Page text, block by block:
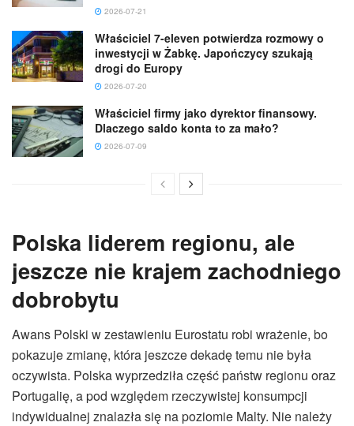
2026-07-21
Właściciel 7-eleven potwierdza rozmowy o
inwestycji w Żabkę. Japończycy szukają
drogi do Europy
2026-07-20
Właściciel firmy jako dyrektor finansowy.
Dlaczego saldo konta to za mało?
2026-07-09
Polska liderem regionu, ale
jeszcze nie krajem zachodniego
dobrobytu
Awans Polski w zestawieniu Eurostatu robi wrażenie, bo
pokazuje zmianę, która jeszcze dekadę temu nie była
oczywista. Polska wyprzedziła część państw regionu oraz
Portugalię, a pod względem rzeczywistej konsumpcji
indywidualnej znalazła się na poziomie Malty. Nie należy